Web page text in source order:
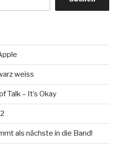
weiss
Talk – It’s Okay
als nächste in die Band!